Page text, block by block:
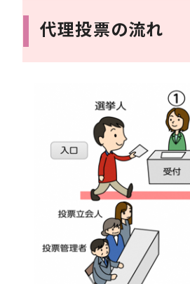
代理投票の流れ